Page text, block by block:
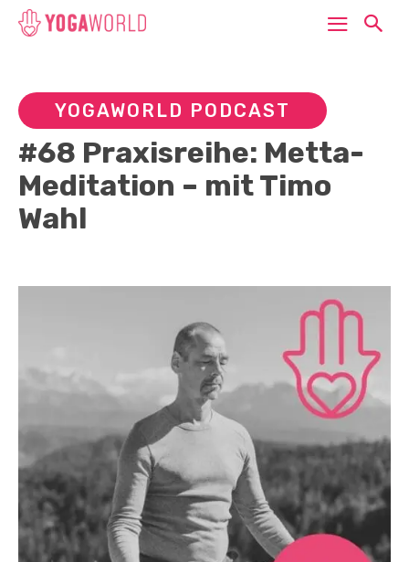
YOGAWORLD PODCAST
#68 Praxisreihe: Metta-
Meditation – mit Timo
Wahl